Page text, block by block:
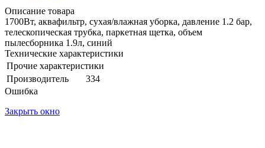
Описание товара
1700Вт, аквафильтр, сухая/влажная уборка, давление 1.2 бар,
телескопическая трубка, паркетная щетка, объем
пылесборника 1.9л, синий
Технические характеристики
Прочие характеристики
Производитель
334
Ошибка
Закрыть окно